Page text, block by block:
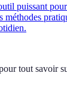
puissant
méthodes
tout savoir